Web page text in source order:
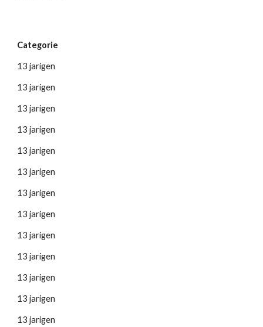
Categorie
13 jarigen
13 jarigen
13 jarigen
13 jarigen
13 jarigen
13 jarigen
13 jarigen
13 jarigen
13 jarigen
13 jarigen
13 jarigen
13 jarigen
13 jarigen